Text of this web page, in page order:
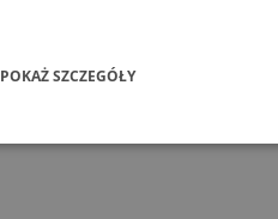
POKAŻ SZCZEGÓŁY